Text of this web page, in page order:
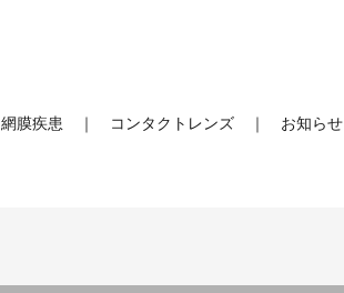
網膜疾患 コンタクトレンズ お知らせ